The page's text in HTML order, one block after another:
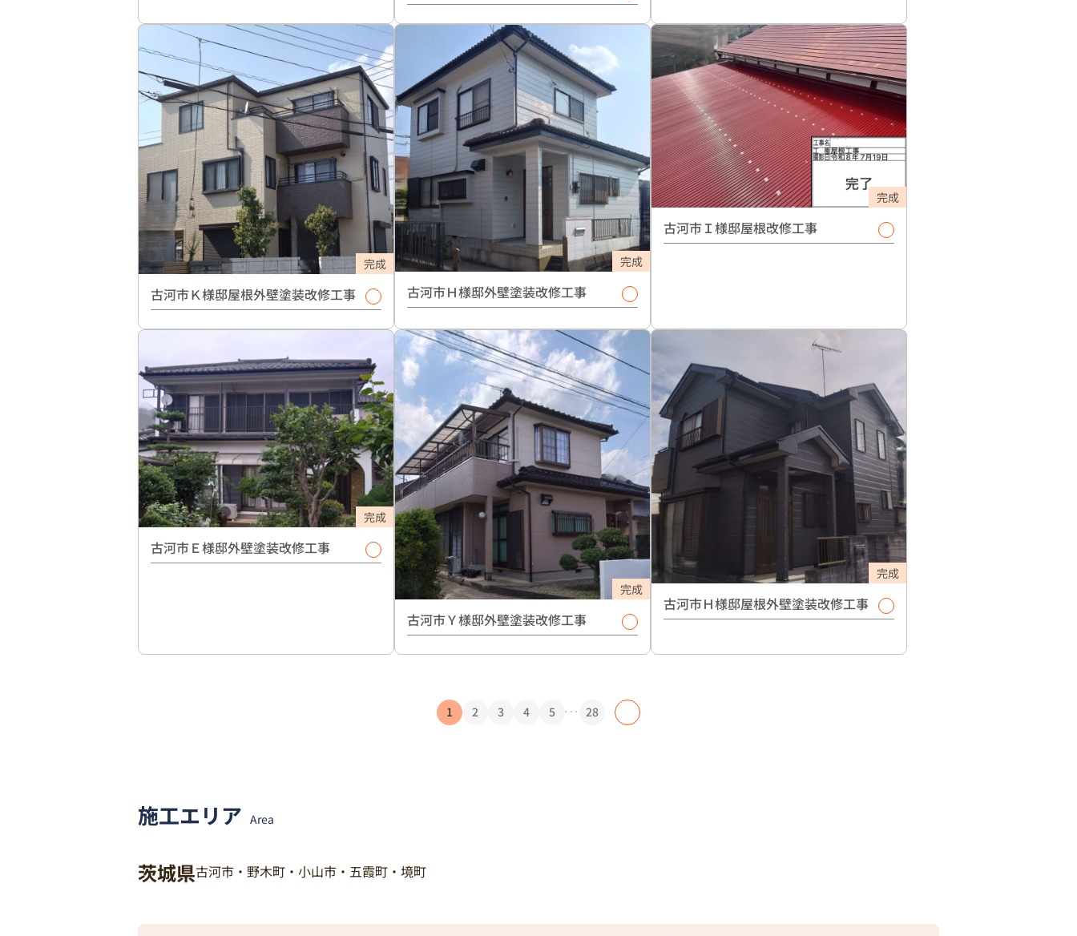
完成
古河市Ｋ様邸屋根外壁塗装改修工事
完成
古河市Ｈ様邸外壁塗装改修工事
完成
古河市Ｉ様邸屋根改修工事
完成
古河市Ｅ様邸外壁塗装改修工事
完成
古河市Ｙ様邸外壁塗装改修工事
完成
古河市Ｈ様邸屋根外壁塗装改修工事
1 2 3 4 5 ... 28
施工エリア Area
茨城県古河市・野木町・小山市・五霞町・境町